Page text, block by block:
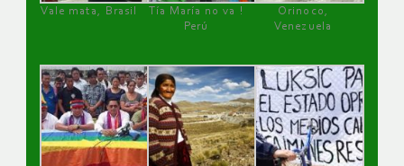
Vale mata, Brasil
Tía María no va !
Perú
Orinoco,
Venezuela